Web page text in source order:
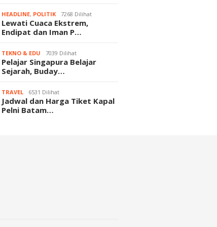
HEADLINE, POLITIK 7268 Dilihat
Lewati Cuaca Ekstrem,
Endipat dan Iman P…
TEKNO & EDU 7039 Dilihat
Pelajar Singapura Belajar
Sejarah, Buday…
TRAVEL 6531 Dilihat
Jadwal dan Harga Tiket Kapal
Pelni Batam…